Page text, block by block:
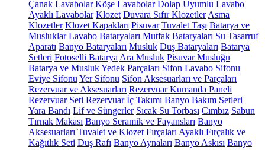
Çanak Lavabolar Köşe Lavabolar Dolap Uyumlu Lavabo
Ayaklı Lavabolar Klozet Duvara Sıfır Klozetler Asma
Klozetler Klozet Kapakları Pisuvar Tuvalet Taşı Batarya ve
Musluklar Lavabo Bataryaları Mutfak Bataryaları Su Tasarruf
Aparatı Banyo Bataryaları Musluk Duş Bataryaları Batarya
Setleri Fotoselli Batarya Ara Musluk Pisuvar Musluğu
Batarya ve Musluk Yedek Parçaları Sifon Lavabo Sifonu
Eviye Sifonu Yer Sifonu Sifon Aksesuarları ve Parçaları
Rezervuar ve Aksesuarları Rezervuar Kumanda Paneli
Rezervuar Seti Rezervuar İç Takımı Banyo Bakım Setleri
Yara Bandı Lif ve Süngerler Sıcak Su Torbası Cımbız Sabun
Tırnak Makası Banyo Seramik ve Fayansları Banyo
Aksesuarları Tuvalet ve Klozet Fırçaları Ayaklı Fırçalık ve
Kağıtlık Seti Duş Rafı Banyo Aynaları Banyo Askısı Banyo